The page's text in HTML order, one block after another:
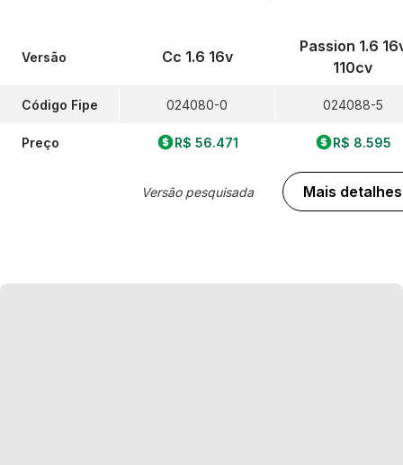
Versão
Código Fipe
Preço
Cc 1.6 16v
024080-0
R$ 56.471
Versão pesquisada
Passion 1.6
110cv
024088-5
R$ 8.595
Mais detalhes